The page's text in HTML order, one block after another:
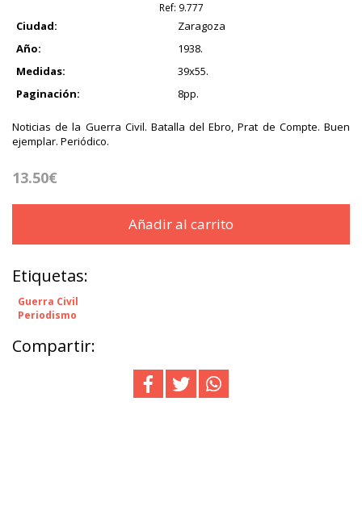
Ref: 9.777
Ciudad:
Zaragoza
Año:
1938.
Medidas:
39x55.
Paginación:
8pp.
Noticias de la Guerra Civil. Batalla del Ebro, Prat de Compte. Buen
ejemplar. Periódico.
13.50€
Añadir al carrito
Etiquetas:
Guerra Civil
Periodismo
Compartir: